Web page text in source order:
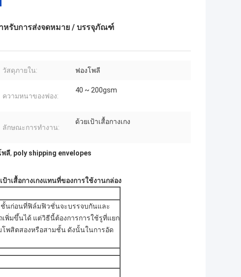
ำหรับการส่งจดหมาย / บรรจุภัณฑ์
วัสดุภายใน: ฟองโพลี
ความหนาของฟอง:
40 ~ 200gsm
ลักษณะการทำงาน:
ด้วยเป้าเสื้อกางเกง
พลี, poly shipping envelopes
เสื้อกางเกงแทนที่ของการใช้งานกล่อง
ชั้นก่อนที่ฟิล์มฟิวชั่นจะบรรจบกันและ
พิ่มขึ้นได้ แต่วิธีนี้ต้องการการใช้รูที่แยก
พสิตสองหรือสามชั้น ดังนั้นในการอัด